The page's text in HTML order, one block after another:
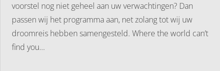
voorstel nog niet geheel aan uw verwachtingen? Dan
passen wij het programma aan, net zolang tot wij uw
droomreis hebben samengesteld. Where the world can’t
find you…